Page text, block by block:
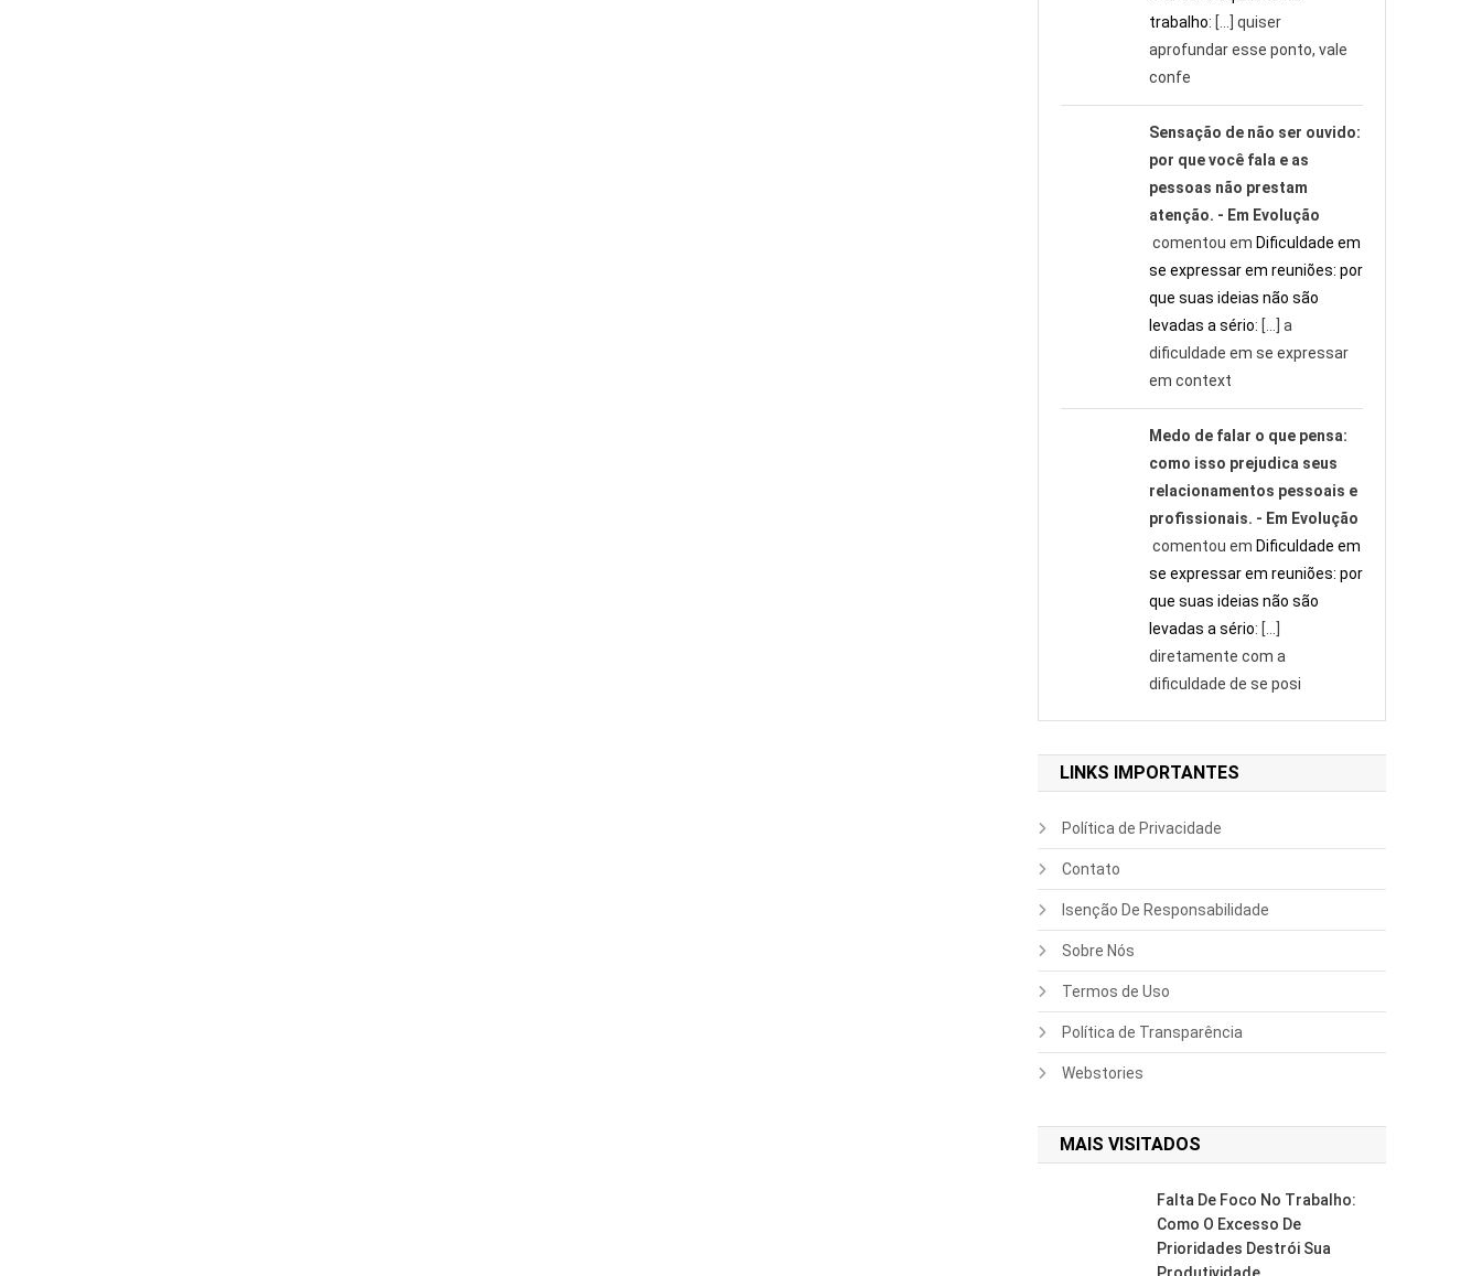
trabalho: […] quiser
aprofundar esse ponto, vale
confe
Sensação de não ser ouvido:
por que você fala e as
pessoas não prestam
atenção. - Em Evolução
comentou em Dificuldade em
se expressar em reuniões: por
que suas ideias não são
levadas a sério: […] a
dificuldade em se expressar
em context
Medo de falar o que pensa:
como isso prejudica seus
relacionamentos pessoais e
profissionais. - Em Evolução
comentou em Dificuldade em
se expressar em reuniões: por
que suas ideias não são
levadas a sério: […]
diretamente com a
dificuldade de se posi
LINKS IMPORTANTES
Política de Privacidade
Contato
Isenção De Responsabilidade
Sobre Nós
Termos de Uso
Política de Transparência
Webstories
MAIS VISITADOS
Falta De Foco No Trabalho:
Como O Excesso De
Prioridades Destrói Sua